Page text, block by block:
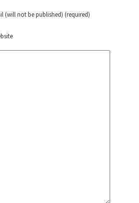
globales por la libertad de Jesús
(will not be published) (required)